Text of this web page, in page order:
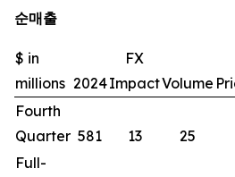
순매출
$ in
millions 2024
FX
ImpactVolume
Fourth
Quarter 581 13 25
Full-